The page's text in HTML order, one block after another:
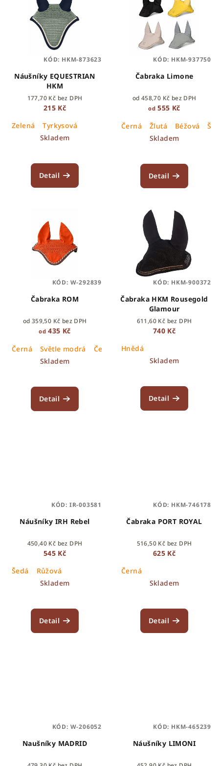
Náušníky EQUESTRIAN
HKM
177,70 Kč bez DPH
215 Kč
Zelená
Tyrkysová
Skladem
Detail
KÓD: HKM-873623
Čabraka Limone
od 458,70 Kč bez DPH
od 555 Kč
Černá
Žlutá Béžová
Skladem
Detail
KÓD: HKM-937750
Čabraka ROM
od 359,50 Kč bez DPH
od 435 Kč
Černá
Světle modrá Červená
Oranžová
Skladem
Detail
KÓD: W-292839
Čabraka HKM Rousegold
Glamour
611,60 Kč bez DPH
740 Kč
Hnědá
Skladem
Detail
KÓD: HKM-900372
Náušníky IRH Rebel
450,40 Kč bez DPH
545 Kč
Šedá
Růžová
Skladem
Detail
KÓD: IR-003581
Čabraka PORT ROYAL
516,50 Kč bez DPH
625 Kč
Černá
Skladem
Detail
KÓD: HKM-746178
Naušníky MADRID
KÓD: W-206052
Náušníky LIMONI
KÓD: HKM-465239